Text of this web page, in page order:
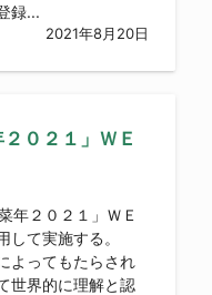
録...
2021年8月20日
０２１」ＷＥ
年２０２１」ＷＥ
して実施する。
よってもたらされ
世界的に理解と認